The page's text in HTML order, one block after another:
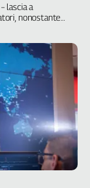
lascia a
nonostante